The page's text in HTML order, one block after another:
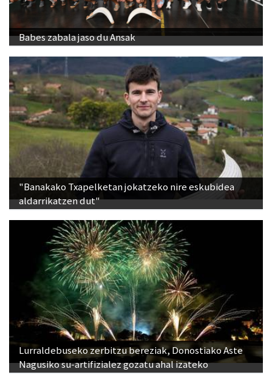
Babes zabala jaso du Ansak
"Banakako Txapelketan jokatzeko nire eskubidea
aldarrikatzen dut"
Lurraldebuseko zerbitzu bereziak, Donostiako Aste
Nagusiko su-artifizialez gozatu ahal izateko